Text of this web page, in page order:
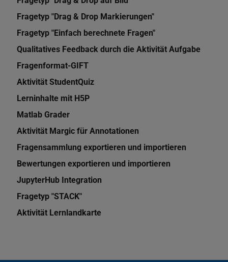
Fragetyp "Drag & Drop Markierungen"
Fragetyp "Einfach berechnete Fragen"
Qualitatives Feedback durch die Aktivität Aufgabe
Fragenformat-GIFT
Aktivität StudentQuiz
Lerninhalte mit H5P
Matlab Grader
Aktivität Margic für Annotationen
Fragensammlung exportieren und importieren
Bewertungen exportieren und importieren
JupyterHub Integration
Fragetyp "STACK"
Aktivität Lernlandkarte